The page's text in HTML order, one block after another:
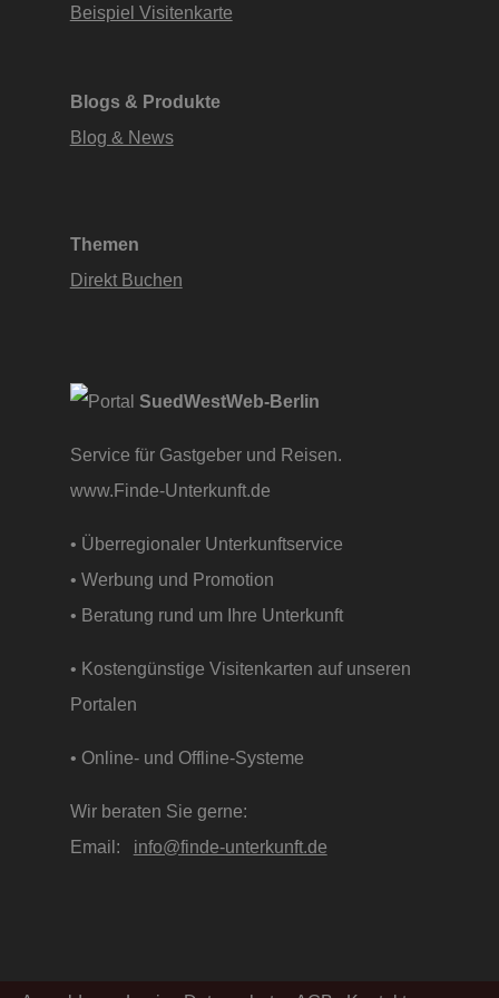
Beispiel Visitenkarte
Blogs & Produkte
Blog & News
Themen
Direkt Buchen
SuedWestWeb-Berlin
Service für Gastgeber und Reisen.
www.Finde-Unterkunft.de
• Überregionaler Unterkunftservice
• Werbung und Promotion
• Beratung rund um Ihre Unterkunft
• Kostengünstige Visitenkarten auf unseren
Portalen
• Online- und Offline-Systeme
Wir beraten Sie gerne:
Email: info@finde-unterkunft.de